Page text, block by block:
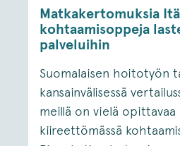
Matkakertomuksia
kohtaamisoppeja
palveluihin
Suomalaisen hoitotyön
kansainvälisessä
meillä on vielä opittavaa
kiireettömässä